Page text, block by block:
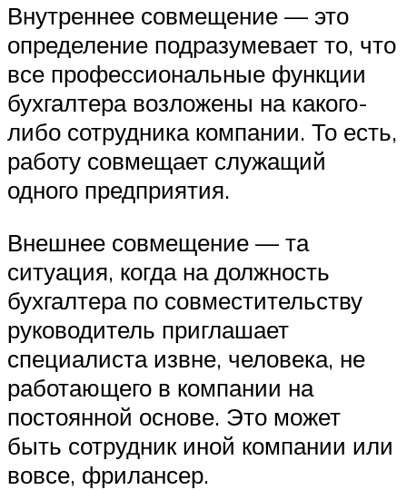
Внутреннее совмещение — это
определение подразумевает то, что
все профессиональные функции
бухгалтера возложены на какого-
либо сотрудника компании. То есть,
работу совмещает служащий
одного предприятия.
Внешнее совмещение — та
ситуация, когда на должность
бухгалтера по совместительству
руководитель приглашает
специалиста извне, человека, не
работающего в компании на
постоянной основе. Это может
быть сотрудник иной компании или
вовсе, фрилансер.